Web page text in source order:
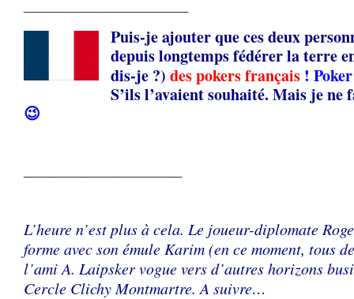
Puis-je ajouter que ces deux
depuis longtemps fédérer la terre
dis-je ?) des pokers français !
S’ils l’avaient souhaité. Mais je ne
😉
L’heure n’est plus à cela. Le joueur-diplomate
forme avec son émule Karim (en ce moment, tous
l’ami A. Laipsker vogue vers d’autres horizons
Cercle Clichy Montmartre. A suivre…